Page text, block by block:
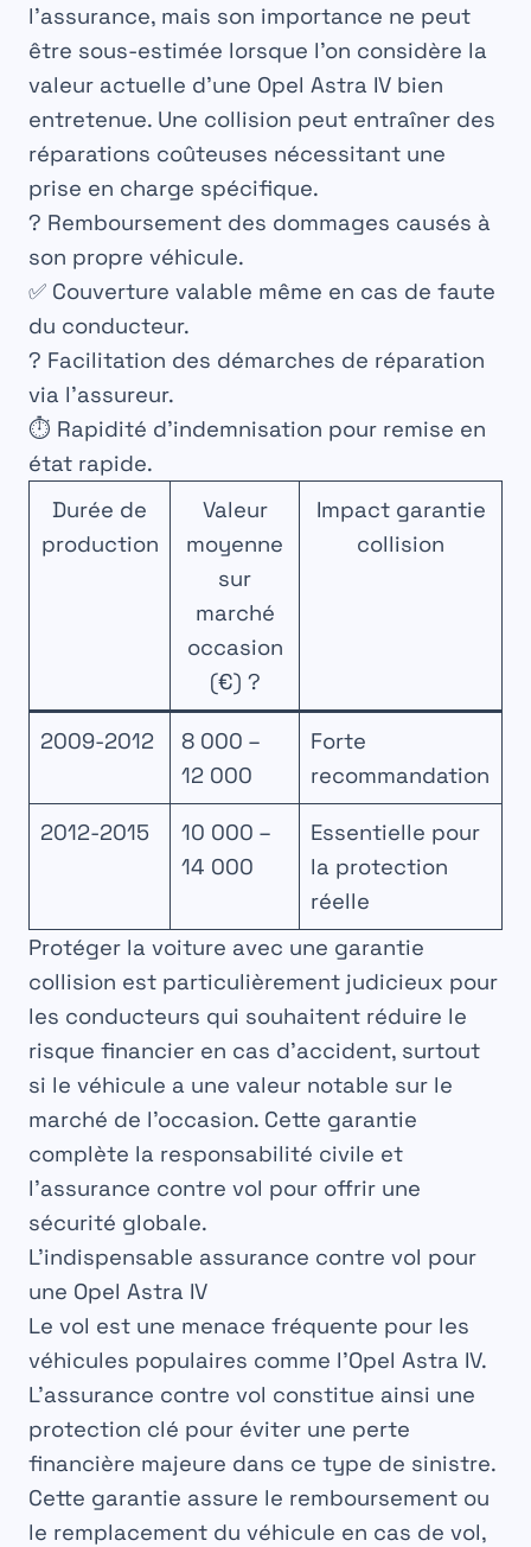
l’assurance, mais son importance ne peut
être sous-estimée lorsque l’on considère la
valeur actuelle d’une Opel Astra IV bien
entretenue. Une collision peut entraîner des
réparations coûteuses nécessitant une
prise en charge spécifique.
? Remboursement des dommages causés à
son propre véhicule.
✅ Couverture valable même en cas de faute
du conducteur.
? Facilitation des démarches de réparation
via l’assureur.
⏱️ Rapidité d’indemnisation pour remise en
état rapide.
Durée de
production
Valeur
moyenne
sur
marché
occasion
(€) ?
Impact garantie
collision
2009-2012
8 000 –
12 000
Forte
recommandation
2012-2015
10 000 –
14 000
Essentielle pour
la protection
réelle
Protéger la voiture avec une garantie
collision est particulièrement judicieux pour
les conducteurs qui souhaitent réduire le
risque financier en cas d’accident, surtout
si le véhicule a une valeur notable sur le
marché de l’occasion. Cette garantie
complète la responsabilité civile et
‌l’assurance contre vol pour offrir une
sécurité globale.
L’indispensable assurance contre vol pour
une Opel Astra IV
Le vol est une menace fréquente pour les
véhicules populaires comme l’Opel Astra IV.
L’assurance contre vol constitue ainsi une
protection clé pour éviter une perte
financière majeure dans ce type de sinistre.
Cette garantie assure le remboursement ou
le remplacement du véhicule en cas de vol,